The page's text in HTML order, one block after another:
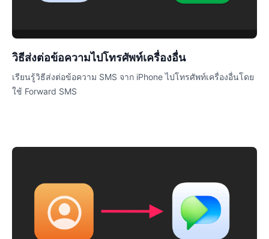
วิธีส่งต่อข้อความไปโทรศัพท์เครื่องอื่น
เรียนรู้วิธีส่งต่อข้อความ SMS จาก iPhone ไปโทรศัพท์เครื่องอื่นโดย
ใช้ Forward SMS